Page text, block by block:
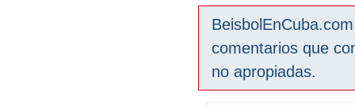
comentarios que
no apropiadas.